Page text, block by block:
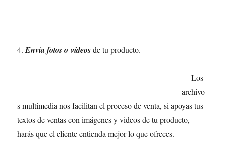
4.Envía fotos o vídeosde tu producto.
Los
archivo
s multimedia nos facilitan el proceso de venta, si apoyas tus
textos de ventas con imágenes y videos de tu producto,
harás que el cliente entienda mejor lo que ofreces.